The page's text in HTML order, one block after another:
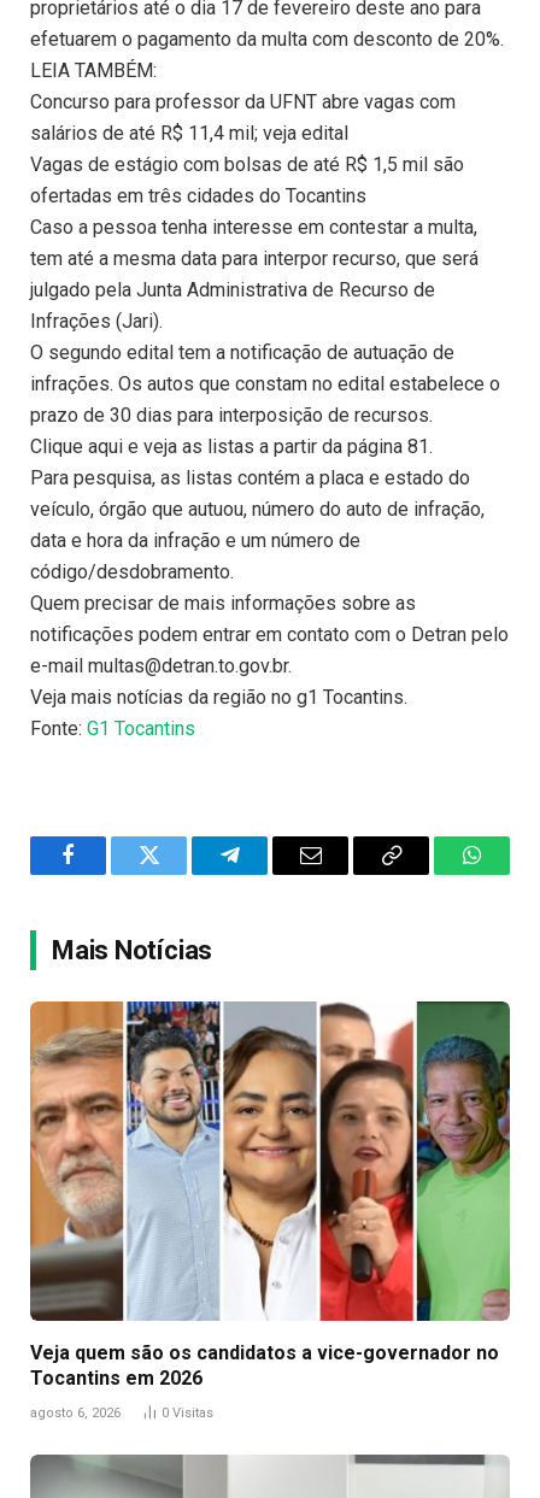
proprietários até o dia 17 de fevereiro deste ano para
efetuarem o pagamento da multa com desconto de 20%.
LEIA TAMBÉM:
Concurso para professor da UFNT abre vagas com
salários de até R$ 11,4 mil; veja edital
Vagas de estágio com bolsas de até R$ 1,5 mil são
ofertadas em três cidades do Tocantins
Caso a pessoa tenha interesse em contestar a multa,
tem até a mesma data para interpor recurso, que será
julgado pela Junta Administrativa de Recurso de
Infrações (Jari).
O segundo edital tem a notificação de autuação de
infrações. Os autos que constam no edital estabelece o
prazo de 30 dias para interposição de recursos.
Clique aqui e veja as listas a partir da página 81.
Para pesquisa, as listas contém a placa e estado do
veículo, órgão que autuou, número do auto de infração,
data e hora da infração e um número de
código/desdobramento.
Quem precisar de mais informações sobre as
notificações podem entrar em contato com o Detran pelo
e-mail multas@detran.to.gov.br.
Veja mais notícias da região no g1 Tocantins.
Fonte: G1 Tocantins
FacebookTwitter TelegramEmail
Copy
Mais Notícias
Veja quem são os candidatos a vice-governador no
Tocantins em 2026
agosto 6, 2026 0 Visitas